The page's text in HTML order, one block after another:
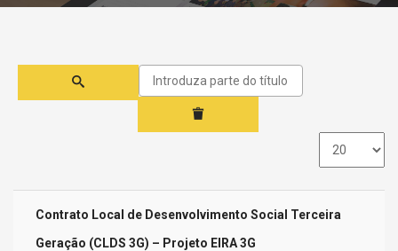
Introduza
parte
Qtd.
a
Contrato Local de Desenvolvimento Social Terceira
Geração (CLDS 3G) – Projeto EIRA 3G